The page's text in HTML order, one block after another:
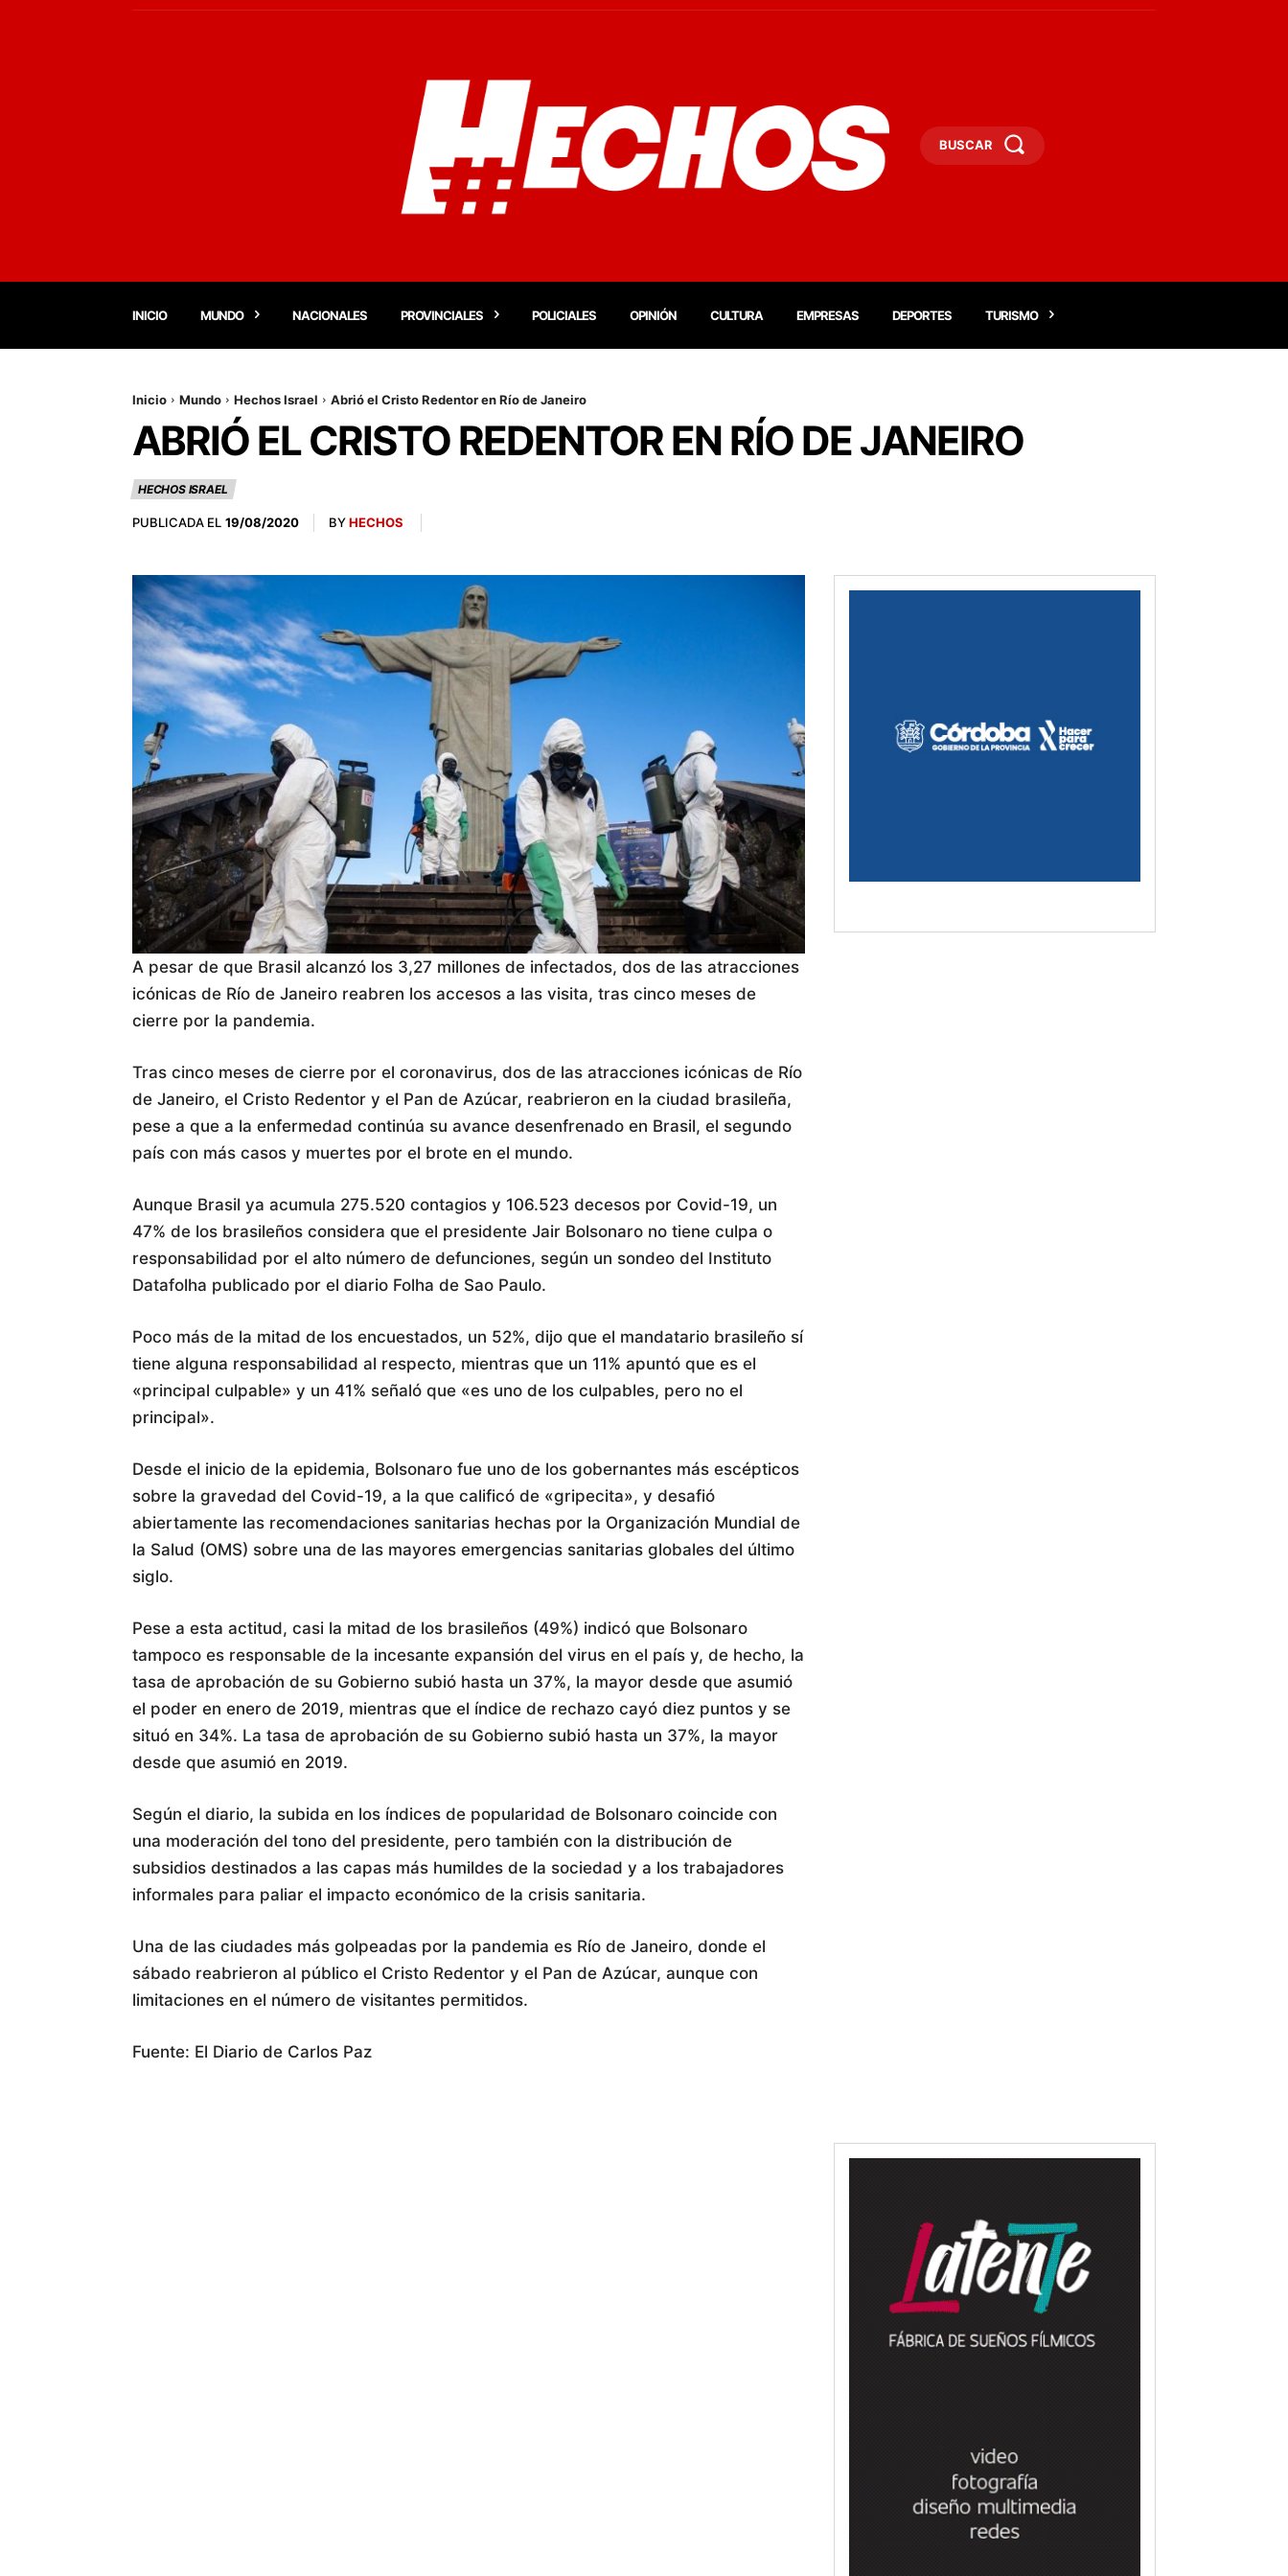
BUSCAR
INICIO MUNDO NACIONALES PROVINCIALES POLICIALES OPINIÓN CULTURA EMPRESAS DEPORTES TURISMO
Inicio Mundo Hechos Israel Abrió el Cristo Redentor en Río de Janeiro
ABRIÓ EL CRISTO REDENTOR EN RÍO DE JANEIRO
HECHOS ISRAEL
PUBLICADA EL 19/08/2020 BYHECHOS
A pesar de que Brasil alcanzó los 3,27 millones de infectados, dos de las atracciones
icónicas de Río de Janeiro reabren los accesos a las visita, tras cinco meses de
cierre por la pandemia.
Tras cinco meses de cierre por el coronavirus, dos de las atracciones icónicas de Río
de Janeiro, el Cristo Redentor y el Pan de Azúcar, reabrieron en la ciudad brasileña,
pese a que a la enfermedad continúa su avance desenfrenado en Brasil, el segundo
país con más casos y muertes por el brote en el mundo.
Aunque Brasil ya acumula 275.520 contagios y 106.523 decesos por Covid-19, un
47% de los brasileños considera que el presidente Jair Bolsonaro no tiene culpa o
responsabilidad por el alto número de defunciones, según un sondeo del Instituto
Datafolha publicado por el diario Folha de Sao Paulo.
Poco más de la mitad de los encuestados, un 52%, dijo que el mandatario brasileño sí
tiene alguna responsabilidad al respecto, mientras que un 11% apuntó que es el
«principal culpable» y un 41% señaló que «es uno de los culpables, pero no el
principal».
Desde el inicio de la epidemia, Bolsonaro fue uno de los gobernantes más escépticos
sobre la gravedad del Covid-19, a la que calificó de «gripecita», y desafió
abiertamente las recomendaciones sanitarias hechas por la Organización Mundial de
la Salud (OMS) sobre una de las mayores emergencias sanitarias globales del último
siglo.
Pese a esta actitud, casi la mitad de los brasileños (49%) indicó que Bolsonaro
tampoco es responsable de la incesante expansión del virus en el país y, de hecho, la
tasa de aprobación de su Gobierno subió hasta un 37%, la mayor desde que asumió
el poder en enero de 2019, mientras que el índice de rechazo cayó diez puntos y se
situó en 34%. La tasa de aprobación de su Gobierno subió hasta un 37%, la mayor
desde que asumió en 2019.
Según el diario, la subida en los índices de popularidad de Bolsonaro coincide con
una moderación del tono del presidente, pero también con la distribución de
subsidios destinados a las capas más humildes de la sociedad y a los trabajadores
informales para paliar el impacto económico de la crisis sanitaria.
Una de las ciudades más golpeadas por la pandemia es Río de Janeiro, donde el
sábado reabrieron al público el Cristo Redentor y el Pan de Azúcar, aunque con
limitaciones en el número de visitantes permitidos.
Fuente: El Diario de Carlos Paz